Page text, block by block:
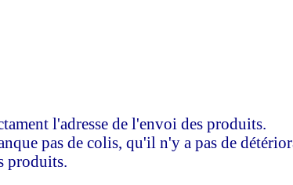
l'adresse de l'envoi des produits.
pas de colis, qu'il n'y a pas de
produits.